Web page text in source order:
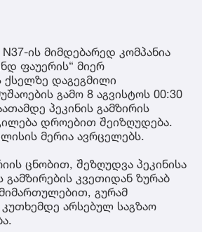
N37-ის მიმდებარედ კომპანია
ფაუერის“ მიერ
ქსელზე დაგეგმილი
გამო 8 აგვისტოს 00:30
პეკინის გამზირის
დროებით შეიზღუდება.
მერია ავრცელებს.
ცნობით, შეზღუდვა პეკინისა
გამზირების კვეთიდან ზურაბ
გურამ
კუთხემდე არსებულ საგზაო